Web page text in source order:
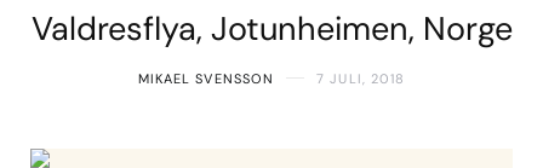
Valdresflya, Jotunheimen, Norge
MIKAEL SVENSSON 7 JULI, 2018